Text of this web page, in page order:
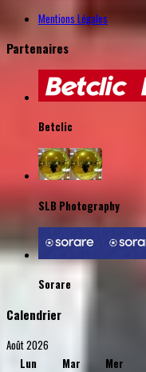
Mentions Légales
Partenaires
Betclic
SLB Photography
Sorare
Calendrier
Août 2026
Lun
Mar Mer